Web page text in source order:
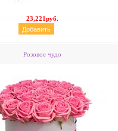
23,221руб.
Розовое чудо